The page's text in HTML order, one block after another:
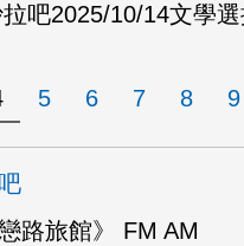
吧2025/10/14文學
5 6 7 8 9
路旅館》 FM AM